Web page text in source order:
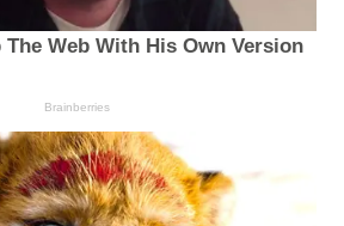
Web With His Own Version
Brainberries